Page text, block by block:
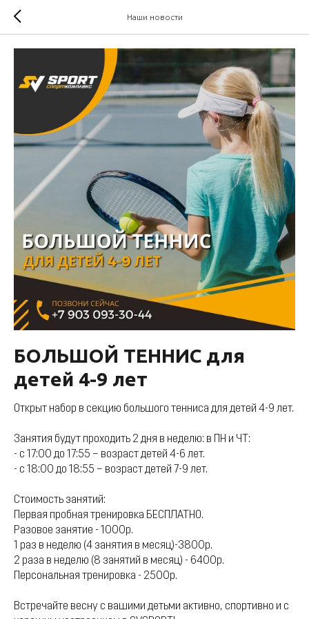
Наши новости
БОЛЬШОЙ ТЕННИС для
детей 4-9 лет
Открыт набор в секцию большого тенниса для детей 4-9 лет.
Занятия будут проходить 2 дня в неделю: в ПН и ЧТ:
- с 17:00 до 17:55 – возраст детей 4-6 лет.
- с 18:00 до 18:55 – возраст детей 7-9 лет.
Стоимость занятий:
Первая пробная тренировка БЕСПЛАТНО.
Разовое занятие - 1000р.
1 раз в неделю (4 занятия в месяц)-3800р.
2 раза в неделю (8 занятий в месяц) - 6400р.
Персональная тренировка - 2500р.
Встречайте весну с вашими детьми активно, спортивно и с